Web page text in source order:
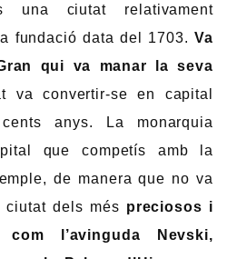
una ciutat relativament
fundació data del 1703.Va
qui va manar la seva
va convertir-se en capital
anys. La monarquia
que competís amb la
de manera que no va
dels més preciosos i
com l’avinguda Nevski,